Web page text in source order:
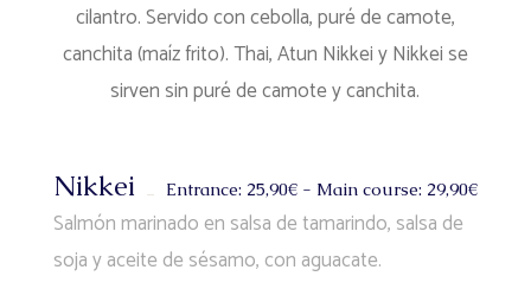
cilantro. Servido con cebolla, puré de camote,
canchita (maíz frito). Thai, Atun Nikkei y Nikkei se
sirven sin puré de camote y canchita.
Nikkei Entrance: 25,90€ - Main course: 29,90€
Salmón marinado en salsa de tamarindo, salsa de
soja y aceite de sésamo, con aguacate.